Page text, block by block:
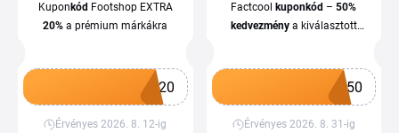
Kupon kód Footshop EXTRA
20% a prémium márkákra
Kupon megszerzése
M20
Érvényes 2026. 8. 12-ig
Factcool kuponkód –50%
kedvezménya kiválasztott
Kupon megszerzése
K50
Érvényes 2026. 8. 31-ig